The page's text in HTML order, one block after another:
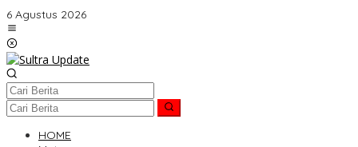
Lewati
ke
konten
6 Agustus 2026
HOME